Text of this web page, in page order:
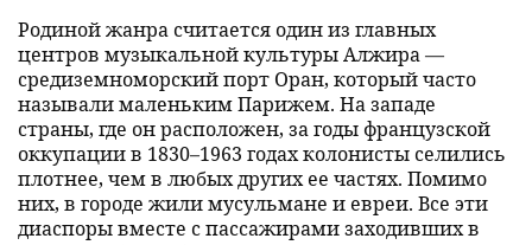
Родиной жанра считается один из главных
центров музыкальной культуры Алжира —
средиземноморский порт Оран, который часто
называли маленьким Парижем. На западе
страны, где он расположен, за годы французской
оккупации в 1830–1963 годах колонисты селились
плотнее, чем в любых других ее частях. Помимо
них, в городе жили мусульмане и евреи. Все эти
диаспоры вместе с пассажирами заходивших в